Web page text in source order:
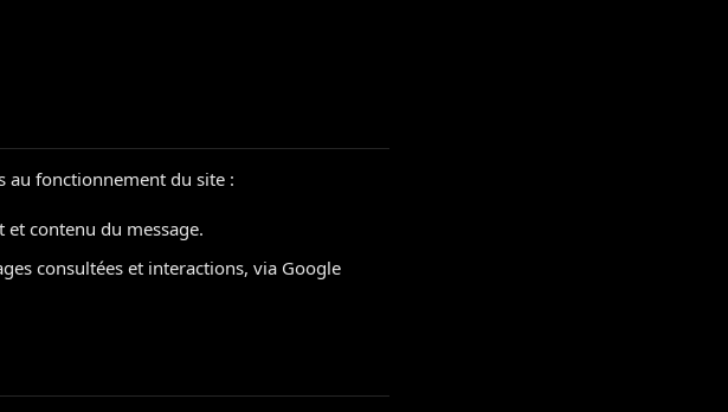
au fonctionnement du site :
contenu du message.
consultées et interactions, via Google